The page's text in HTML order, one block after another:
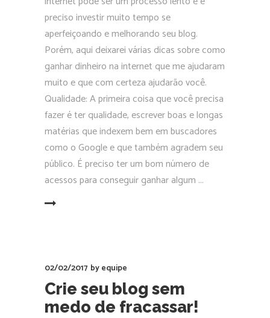
preciso investir muito tempo se
aperfeiçoando e melhorando seu blog.
Porém, aqui deixarei várias dicas sobre como
ganhar dinheiro na internet que me ajudaram
muito e que com certeza ajudarão você.
Qualidade: A primeira coisa que você precisa
fazer é ter qualidade, escrever boas e longas
matérias que indexem bem em buscadores
como o Google e que também agradem seu
público. É preciso ter um bom número de
acessos para conseguir ganhar algum
02/02/2017 byequipe
Crie seu blog sem
medo de fracassar!